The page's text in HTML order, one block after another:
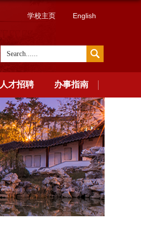
学校主页 English
人才招聘 办事指南